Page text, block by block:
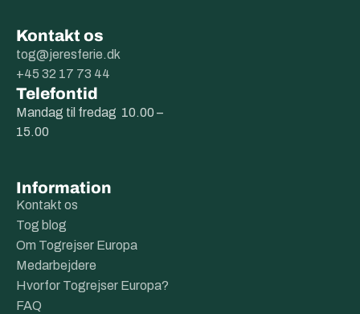
Kontakt os
tog@jeresferie.dk
+45 32 17 73 44
Telefontid
Mandag til fredag 10.00 –
15.00
Information
Kontakt os
Tog blog
Om Togrejser Europa
Medarbejdere
Hvorfor Togrejser Europa?
FAQ